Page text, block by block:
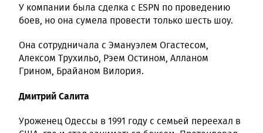
У компании была сделка с ESPN по проведению
боев, но она сумела провести только шесть шоу.
Она сотрудничала с Эмануэлем Огастесом,
Алексом Трухильо, Рэем Остином, Алланом
Грином, Брайаном Вилория.
Дмитрий Салита
Уроженец Одессы в 1991 году с семьей переехал в